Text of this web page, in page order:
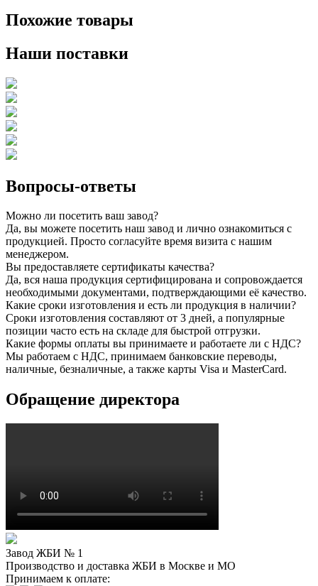
Похожие товары
Наши поставки
Вопросы-ответы
Можно ли посетить ваш завод?
Да, вы можете посетить наш завод и лично ознакомиться с
продукцией. Просто согласуйте время визита с нашим
менеджером.
Вы предоставляете сертификаты качества?
Да, вся наша продукция сертифицирована и сопровождается
необходимыми документами, подтверждающими её качество.
Какие сроки изготовления и есть ли продукция в наличии?
Сроки изготовления составляют от 3 дней, а популярные
позиции часто есть на складе для быстрой отгрузки.
Какие формы оплаты вы принимаете и работаете ли с НДС?
Мы работаем с НДС, принимаем банковские переводы,
наличные, безналичные, а также карты Visa и MasterCard.
Обращение директора
Завод ЖБИ № 1
Производство и доставка ЖБИ в Москве и МО
Принимаем к оплате: